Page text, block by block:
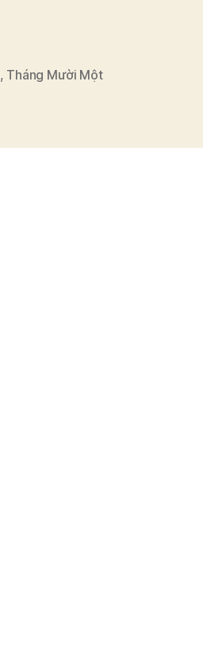
, Tháng Mười Một